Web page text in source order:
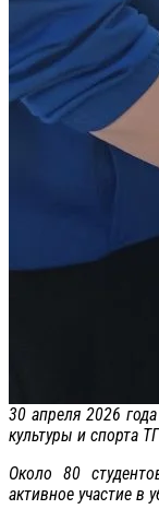
30 апреля 2026
культуры и спорта
Около 80
активное участие в